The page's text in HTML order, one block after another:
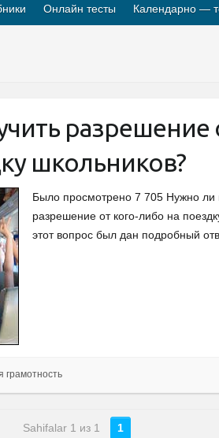
Онлайн тесты Календарно —
разрешение
школьников?
Было просмотрено 7 705 Нужно ли
разрешение от кого-либо на
этот вопрос был дан подробный
грамотность
Sahifalar 1 из 1 1